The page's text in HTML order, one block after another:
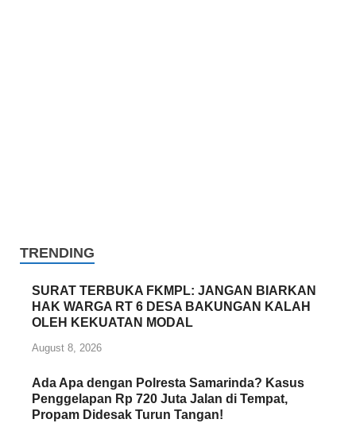
TRENDING
SURAT TERBUKA FKMPL: JANGAN BIARKAN
HAK WARGA RT 6 DESA BAKUNGAN KALAH
OLEH KEKUATAN MODAL
August 8, 2026
Ada Apa dengan Polresta Samarinda? Kasus
Penggelapan Rp 720 Juta Jalan di Tempat,
Propam Didesak Turun Tangan!